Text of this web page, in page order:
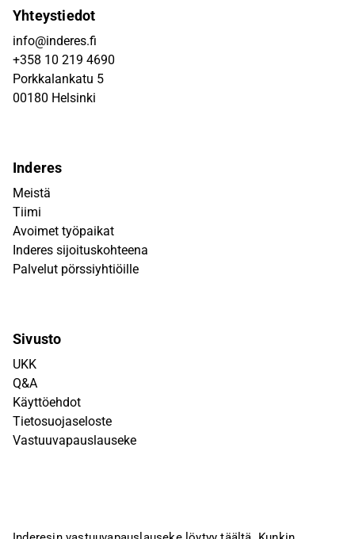
Yhteystiedot
info@inderes.fi
+358 10 219 4690
Porkkalankatu 5
00180 Helsinki
Inderes
Meistä
Tiimi
Avoimet työpaikat
Inderes sijoituskohteena
Palvelut pörssiyhtiöille
Sivusto
UKK
Q&A
Käyttöehdot
Tietosuojaseloste
Vastuuvapauslauseke